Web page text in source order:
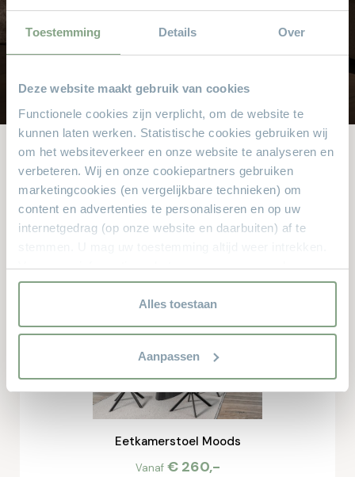
Toestemming Details Over
Deze website maakt gebruik van cookies
Functionele cookies zijn verplicht, om de website te
kunnen laten werken. Statistische cookies gebruiken wij
om het websiteverkeer en onze website te analyseren en
verbeteren. Wij en onze cookiepartners gebruiken
marketingcookies (en vergelijkbare technieken) om
content en advertenties te personaliseren en op uw
internetgedrag (op onze website en daarbuiten) af te
Voor meer informatie en het aanpassen van uw keuze op
onze website verwijzen wij u naar onze
Alles toestaan
Aanpassen
Sinds 1968
8.000 m² met alle soorten stylen meubelen
Andere bekeken ook
Dit zijn de producten waar anderen naar zochten. Zit er iets
Eetkamerstoel Moods
Vanaf € 260,-